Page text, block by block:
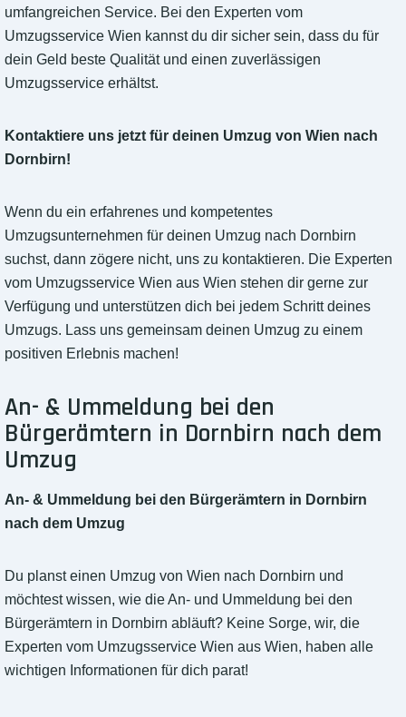
umfangreichen Service. Bei den Experten vom
Umzugsservice Wien kannst du dir sicher sein, dass du für
dein Geld beste Qualität und einen zuverlässigen
Umzugsservice erhältst.
Kontaktiere uns jetzt für deinen Umzug von Wien nach
Dornbirn!
Wenn du ein erfahrenes und kompetentes
Umzugsunternehmen für deinen Umzug nach Dornbirn
suchst, dann zögere nicht, uns zu kontaktieren. Die Experten
vom Umzugsservice Wien aus Wien stehen dir gerne zur
Verfügung und unterstützen dich bei jedem Schritt deines
Umzugs. Lass uns gemeinsam deinen Umzug zu einem
positiven Erlebnis machen!
An- & Ummeldung bei den
Bürgerämtern in Dornbirn nach dem
Umzug
An- & Ummeldung bei den Bürgerämtern in Dornbirn
nach dem Umzug
Du planst einen Umzug von Wien nach Dornbirn und
möchtest wissen, wie die An- und Ummeldung bei den
Bürgerämtern in Dornbirn abläuft? Keine Sorge, wir, die
Experten vom Umzugsservice Wien aus Wien, haben alle
wichtigen Informationen für dich parat!